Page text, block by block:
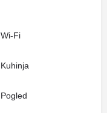
Wi-Fi
Kuhinja
Pogled